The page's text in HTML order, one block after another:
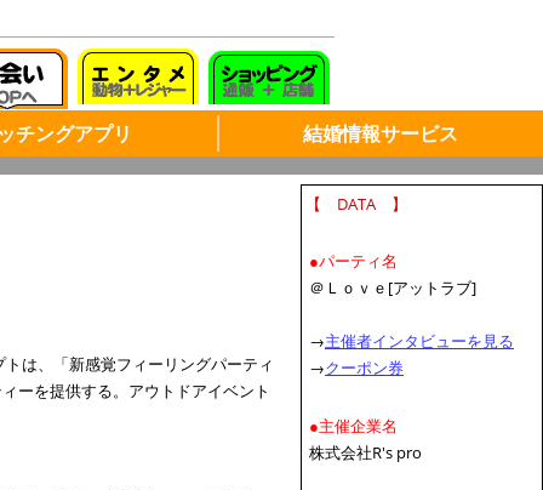
チングアプリ 結婚情報サービス
は、「新感覚フィーリングパーティ
ーを提供する。アウトドアイベント
【 DATA 】
●パーティ名
＠Ｌｏｖｅ[アットラブ]
→主催者インタビューを見る
→クーポン券
●主催企業名
株式会社R's pro